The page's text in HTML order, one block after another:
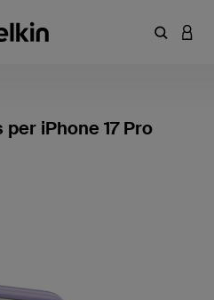
Inserisci
iPhone 17 Pro